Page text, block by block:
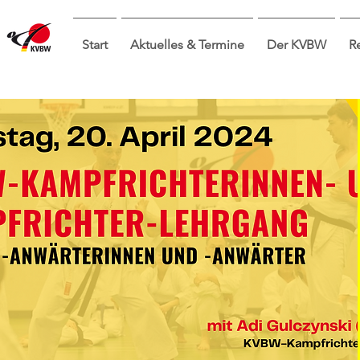
Start Aktuelles & Termine Der KVBW